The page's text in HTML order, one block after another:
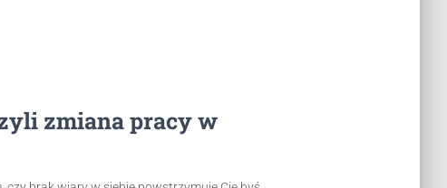
zmiana pracy w